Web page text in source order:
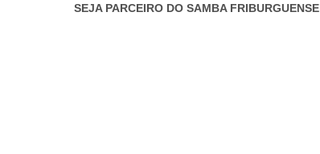
SEJA PARCEIRO DO SAMBA FRIBURGUENSE